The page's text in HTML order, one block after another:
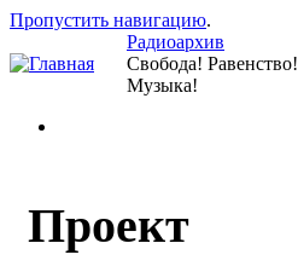
Пропустить навигацию.
Радиоархив
Свобода! Равенство!
Музыка!
Проект